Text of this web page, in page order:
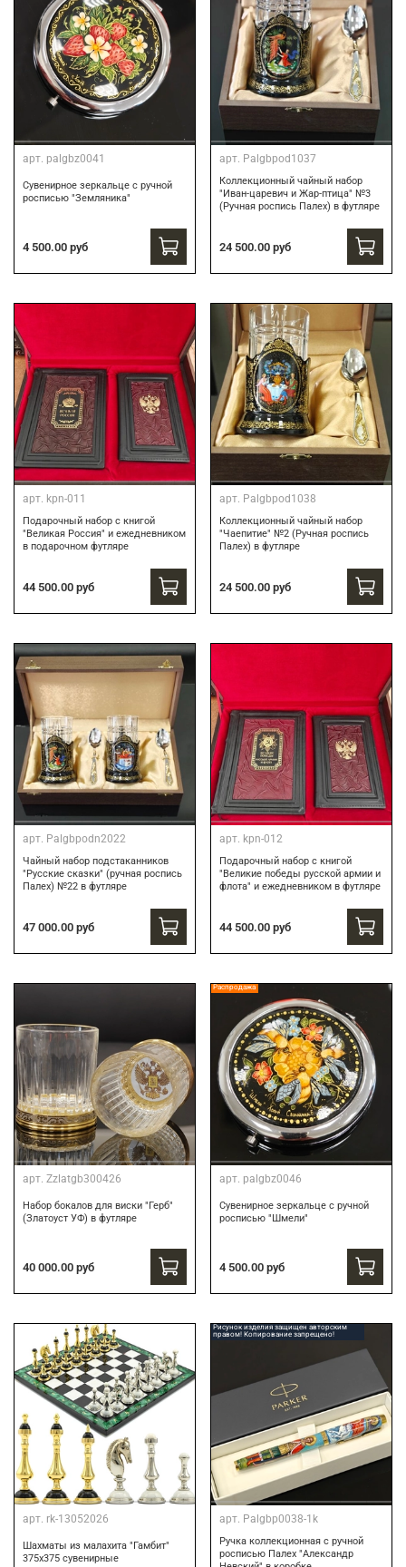
арт. palgbz0041
Сувенирное зеркальце с ручной
росписью "Земляника"
4 500.00 руб
арт. Palgbpod1037
Коллекционный чайный набор
"Иван-царевич и Жар-птица" №3
(Ручная роспись Палех) в футляре
24 500.00 руб
арт. kpn-011
Подарочный набор с книгой
"Великая Россия" и ежедневником
в подарочном футляре
44 500.00 руб
арт. Palgbpod1038
Коллекционный чайный набор
"Чаепитие" №2 (Ручная роспись
Палех) в футляре
24 500.00 руб
арт. Palgbpodn2022
Чайный набор подстаканников
"Русские сказки" (ручная роспись
Палех) №22 в футляре
47 000.00 руб
арт. kpn-012
Подарочный набор c книгой
"Великие победы русской армии и
флота" и ежедневником в футляре
44 500.00 руб
арт. Zzlatgb300426
Набор бокалов для виски "Герб"
(Златоуст УФ) в футляре
40 000.00 руб
Распродажа
арт. palgbz0046
Сувенирное зеркальце с ручной
росписью "Шмели"
4 500.00 руб
арт. rk-13052026
Шахматы из малахита "Гамбит"
375х375 сувенирные
Рисунок изделия защищен авторским
правом! Копирование запрещено!
арт. Palgbp0038-1k
Ручка коллекционная с ручной
росписью Палех "Александр